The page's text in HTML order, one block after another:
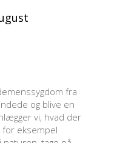
fra
og blive en
vi, hvad der
for eksempel